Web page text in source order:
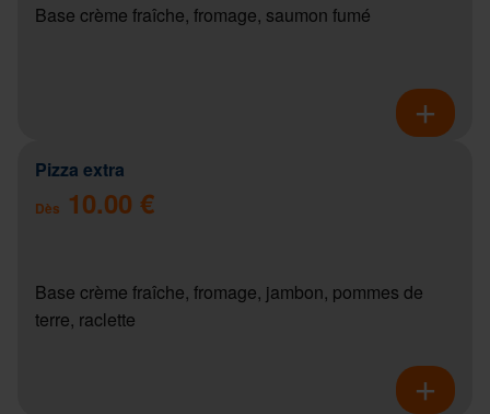
Base crème fraîche, fromage, saumon fumé
Pizza extra
Dès 10.00 €
Base crème fraîche, fromage, jambon, pommes de
terre, raclette